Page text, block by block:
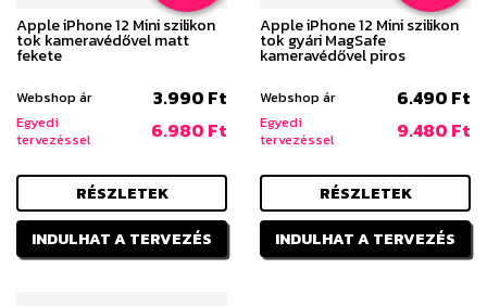
Apple iPhone 12 Mini szilikon
tok kameravédővel matt
fekete
Webshop ár 3.990 Ft
Egyedi
tervezéssel
6.980 Ft
RÉSZLETEK
INDULHAT A TERVEZÉS
Apple iPhone 12 Mini szilikon
tok gyári MagSafe
kameravédővel piros
Webshop ár 6.490 Ft
Egyedi
tervezéssel
9.480 Ft
RÉSZLETEK
INDULHAT A TERVEZÉS